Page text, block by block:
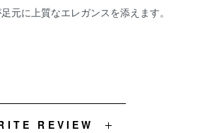
元に上質なエレガンスを添えます。
REVIEW